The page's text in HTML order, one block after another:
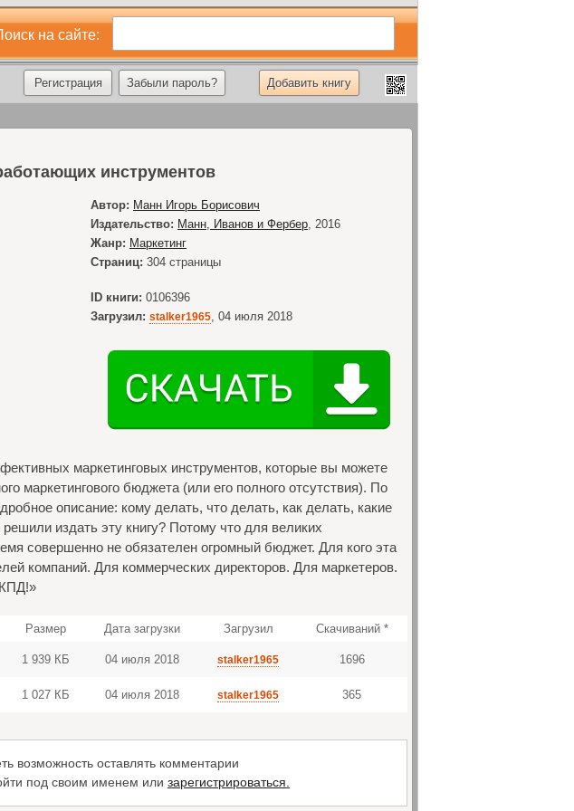
на сайте:
Регистрация Забыли пароль? Добавить книгу
инструментов
Автор: Манн Игорь Борисович
Издательство: Манн, Иванов и Фербер, 2016
Жанр: Маркетинг
Страниц: 304 страницы
ID книги: 0106396
Загрузил: stalker1965, 04 июля 2018
маркетинговых инструментов, которые вы можете
маркетингового бюджета (или его полного отсутствия). По
описание: кому делать, что делать, как делать, какие
издать эту книгу? Потому что для великих
совершенно не обязателен огромный бюджет. Для кого эта
компаний. Для коммерческих директоров. Для маркетеров.
Размер Дата загрузки Загрузил Скачиваний *
1 939 КБ 04 июля 2018 stalker1965 1696
1 027 КБ 04 июля 2018 stalker1965 365
возможность оставлять комментарии
под своим именем или зарегистрироваться.